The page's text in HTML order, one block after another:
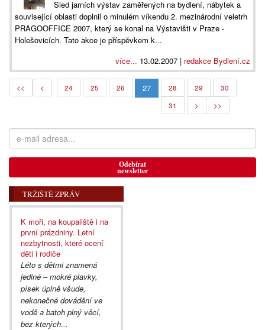
Sled jarních výstav zaměřených na bydlení, nábytek a
související oblasti doplnil o minulém víkendu 2. mezinárodní veletrh
PRAGOOFFICE 2007, který se konal na Výstavišti v Praze -
Holešovicích. Tato akce je příspěvkem k...
více... 13.02.2007 | redakce Bydlení.cz
<< < 24 25 26 27 28 29
30
31
> >>
Odebírat
newsletter
TRŽIŠTĚ ZPRÁV
K moři, na koupaliště i na
první prázdniny. Letní
nezbytnosti, které ocení
děti i rodiče
Léto s dětmi znamená
jediné – mokré plavky,
písek úplně všude,
nekonečné dovádění ve
vodě a batoh plný věcí,
bez kterých...